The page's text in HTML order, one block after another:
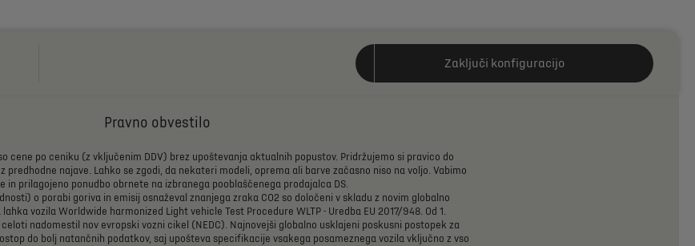
Zaključi konfiguracijo
Pravno obvestilo
cene po ceniku (z vključenim DDV) brez upoštevanja aktualnih popustov. Pridržujemo si pravico do
predhodne najave. Lahko se zgodi, da nekateri modeli, oprema ali barve začasno niso na voljo. Vabimo
in prilagojeno ponudbo obrnete na izbranega pooblaščenega prodajalca DS.
o porabi goriva in emisij osnaževal znanjega zraka CO2 so določeni v skladu z novim globalno
lahka vozila Worldwide harmonized Light vehicle Test Procedure WLTP - Uredba EU 2017/948. Od 1.
celoti nadomestil nov evropski vozni cikel (NEDC). Najnovejši globalno usklajeni poskusni postopek za
do bolj natančnih podatkov, saj upošteva specifikacije vsakega posameznega vozila vključno z vso